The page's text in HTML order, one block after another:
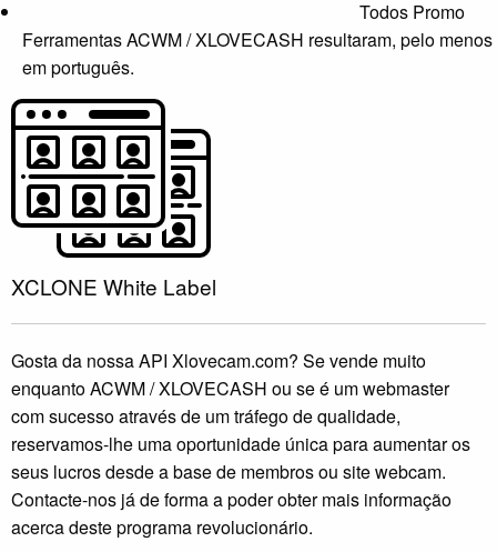
Todos Promo
Ferramentas ACWM / XLOVECASH resultaram, pelo menos
em português.
XCLONE White Label
Gosta da nossa API Xlovecam.com? Se vende muito
enquanto ACWM / XLOVECASH ou se é um webmaster
com sucesso através de um tráfego de qualidade,
reservamos-lhe uma oportunidade única para aumentar os
seus lucros desde a base de membros ou site webcam.
Contacte-nos já de forma a poder obter mais informação
acerca deste programa revolucionário.